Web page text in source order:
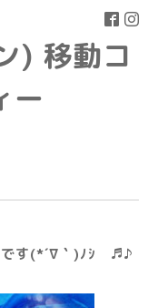
) 移動コ
ー
です(*´∇｀)ﾉｼ ♬♪